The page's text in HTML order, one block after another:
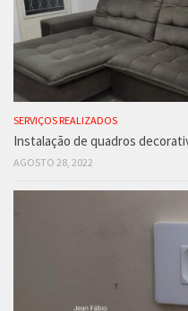
SERVIÇOS REALIZADOS
Instalação de quadros
AGOSTO 28, 2022